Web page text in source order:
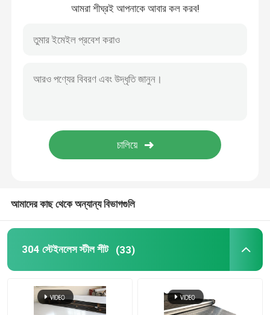
কপার পাইপ টিউব
তামার শীট প্লেট
আমরা শীঘ্রই আপনাকে আবার কল করব!
আমাদের কাছ থেকে অন্যান্য বিভাগগুলি
304 স্টেইনলেস স্টীল শীট (33)